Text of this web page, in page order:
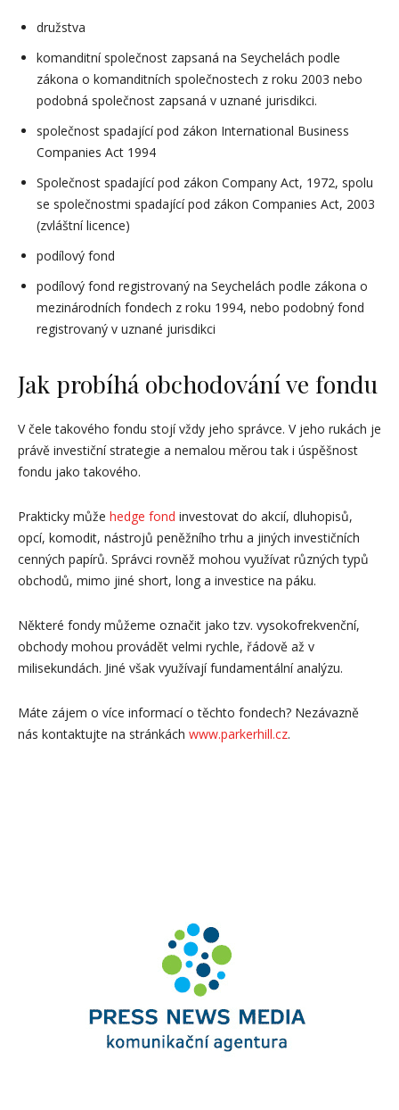
družstva
komanditní společnost zapsaná na Seychelách podle
zákona o komanditních společnostech z roku 2003 nebo
podobná společnost zapsaná v uznané jurisdikci.
společnost spadající pod zákon International Business
Companies Act 1994
Společnost spadající pod zákon Company Act, 1972, spolu
se společnostmi spadající pod zákon Companies Act, 2003
(zvláštní licence)
podílový fond
podílový fond registrovaný na Seychelách podle zákona o
mezinárodních fondech z roku 1994, nebo podobný fond
registrovaný v uznané jurisdikci
Jak probíhá obchodování ve fondu
V čele takového fondu stojí vždy jeho správce. V jeho rukách je
právě investiční strategie a nemalou měrou tak i úspěšnost
fondu jako takového.
Prakticky může hedge fond investovat do akcií, dluhopisů,
opcí, komodit, nástrojů peněžního trhu a jiných investičních
cenných papírů. Správci rovněž mohou využívat různých typů
obchodů, mimo jiné short, long a investice na páku.
Některé fondy můžeme označit jako tzv. vysokofrekvenční,
obchody mohou provádět velmi rychle, řádově až v
milisekundách. Jiné však využívají fundamentální analýzu.
Máte zájem o více informací o těchto fondech? Nezávazně
nás kontaktujte na stránkách www.parkerhill.cz.